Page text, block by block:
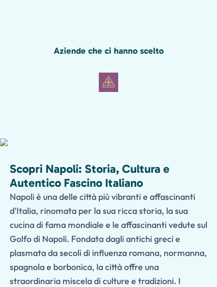
Aziende che ci hanno scelto
Scopri Napoli: Storia, Cultura e
Autentico Fascino Italiano
Napoli è una delle città più vibranti e affascinanti
d'Italia, rinomata per la sua ricca storia, la sua
cucina di fama mondiale e le affascinanti vedute sul
Golfo di Napoli. Fondata dagli antichi greci e
plasmata da secoli di influenza romana, normanna,
spagnola e borbonica, la città offre una
straordinaria miscela di culture e tradizioni. I